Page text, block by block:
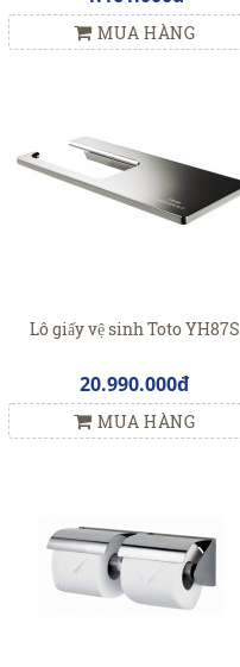
MUA HÀNG
Lô giấy vệ sinh Toto YH87S
20.990.000đ
MUA HÀNG